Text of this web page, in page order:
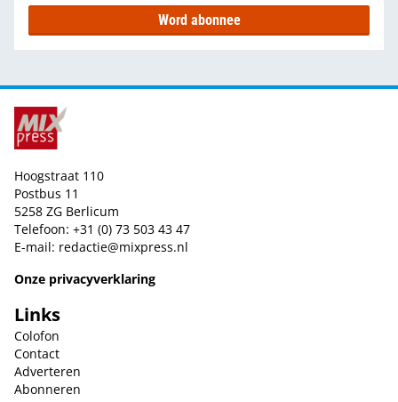
Word abonnee
Hoogstraat 110
Postbus 11
5258 ZG Berlicum
Telefoon: +31 (0) 73 503 43 47
E-mail: redactie@mixpress.nl
Onze privacyverklaring
Links
Colofon
Contact
Adverteren
Abonneren